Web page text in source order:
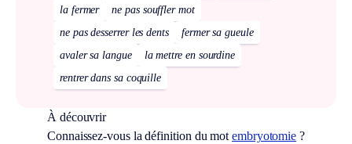
la fermer
ne pas souffler mot
ne pas desserrer les dents
fermer sa gueule
avaler sa langue
la mettre en sourdine
rentrer dans sa coquille
À découvrir
Connaissez-vous la définition du motembryotomie ?